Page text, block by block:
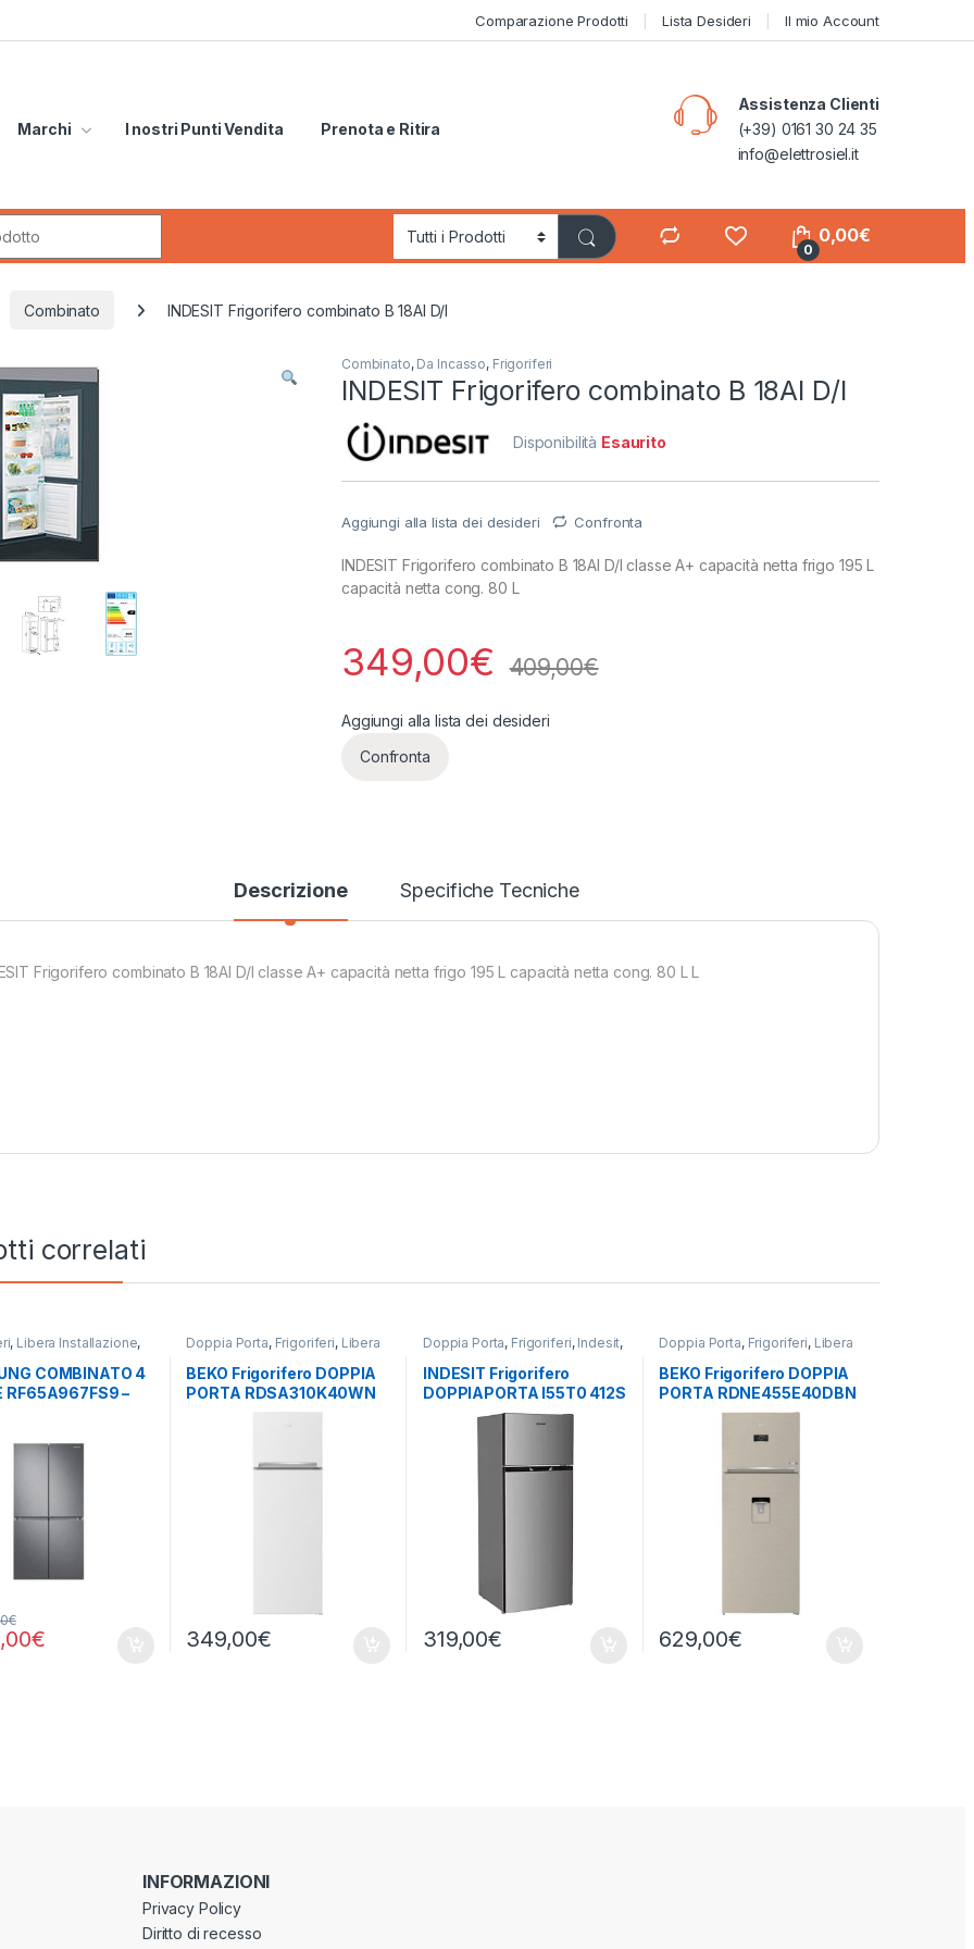
Comparazione Prodotti Lista Desideri Il mio Account
Marchi I nostri Punti Vendita Prenota e Ritira
Assistenza Clienti
(+39) 0161 30 24 35
info@elettrosiel.it
0
0,00€
Combinato INDESIT Frigorifero combinato B 18AI D/I
Combinato, Da Incasso, Frigoriferi
INDESIT Frigorifero combinato B 18AI D/I
Disponibilità Esaurito
Aggiungi alla lista dei desideri Confronta
INDESIT Frigorifero combinato B 18AI D/I classe A+ capacità netta frigo 195 L
capacità netta cong. 80 L
349,00€ 409,00€
Aggiungi alla lista dei desideri
Confronta
Descrizione Specifiche Tecniche
Frigorifero combinato B 18AI D/I classe A+ capacità netta frigo 195 L capacità netta cong. 80 L L
correlati
, Libera Installazione,
COMBINATO 4
RF65A967FS9 –
€
€
Doppia Porta, Frigoriferi, Libera
Installazione
BEKO Frigorifero DOPPIA
PORTA RDSA310K40WN
349,00€
Doppia Porta, Frigoriferi, Indesit,
Libera Installazione
INDESIT Frigorifero
DOPPIAPORTA I55T0 412S
319,00€
Doppia Porta, Frigoriferi, Libera
Installazione
BEKO Frigorifero DOPPIA
PORTA RDNE455E40DBN
TOTAL NO FROST
629,00€
INFORMAZIONI
Privacy Policy
Diritto di recesso